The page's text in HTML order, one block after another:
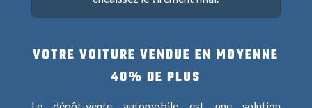
VOTRE VOITURE VENDUE EN MOYENNE
40% DE PLUS
Le dépôt-vente automobile est une solution